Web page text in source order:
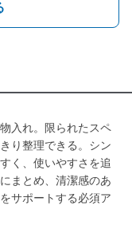
入れ。限られたスペ
り整理できる。シン
く、使いやすさを追
まとめ、清潔感のあ
サポートする必須ア